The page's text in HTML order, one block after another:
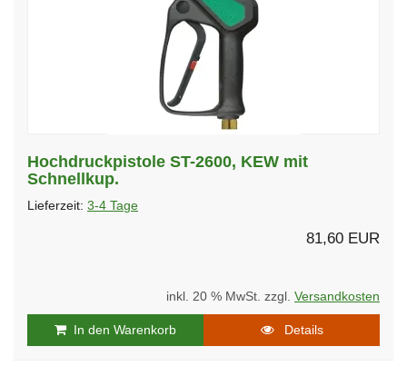
Hochdruckpistole ST-2600, KEW mit
Schnellkup.
Lieferzeit: 3-4 Tage
81,60 EUR
inkl. 20 % MwSt. zzgl. Versandkosten
In den Warenkorb Details